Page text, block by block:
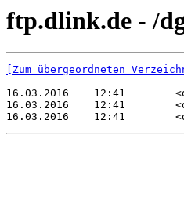
ftp.dlink.de - /
[Zum übergeordneten
16.03.2016    12:41
16.03.2016    12:41
16.03.2016    12:41